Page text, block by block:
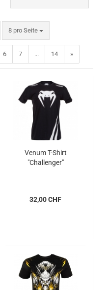
8 pro Seite
pro Seite
6 7 ... 14 »
Venum T-Shirt
"Challenger"
32,00 CHF